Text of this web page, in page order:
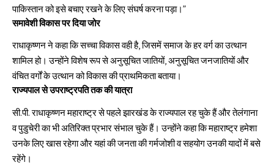
पाकिस्तान को इसे बचाए रखने के लिए संघर्ष करना पड़ा।”
समावेशी विकास पर दिया जोर
राधाकृष्णन ने कहा कि सच्चा विकास वही है, जिसमें समाज के हर वर्ग का उत्थान
शामिल हो। उन्होंने विशेष रूप से अनुसूचित जातियों, अनुसूचित जनजातियों और
वंचित वर्गों के उत्थान को विकास की प्राथमिकता बताया।
राज्यपाल से उपराष्ट्रपति तक की यात्रा
सी.पी. राधाकृष्णन महाराष्ट्र से पहले झारखंड के राज्यपाल रह चुके हैं और तेलंगाना
व पुडुचेरी का भी अतिरिक्त प्रभार संभाल चुके हैं। उन्होंने कहा कि महाराष्ट्र हमेशा
उनके लिए खास रहेगा और यहां की जनता की गर्मजोशी व सहयोग उनकी यादों में बसे
रहेंगे।